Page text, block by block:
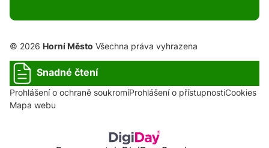
© 2026 Horní Město Všechna práva vyhrazena
Snadné čtení
Prohlášení o ochraně soukromíProhlášení o přístupnostiCookies
Mapa webu